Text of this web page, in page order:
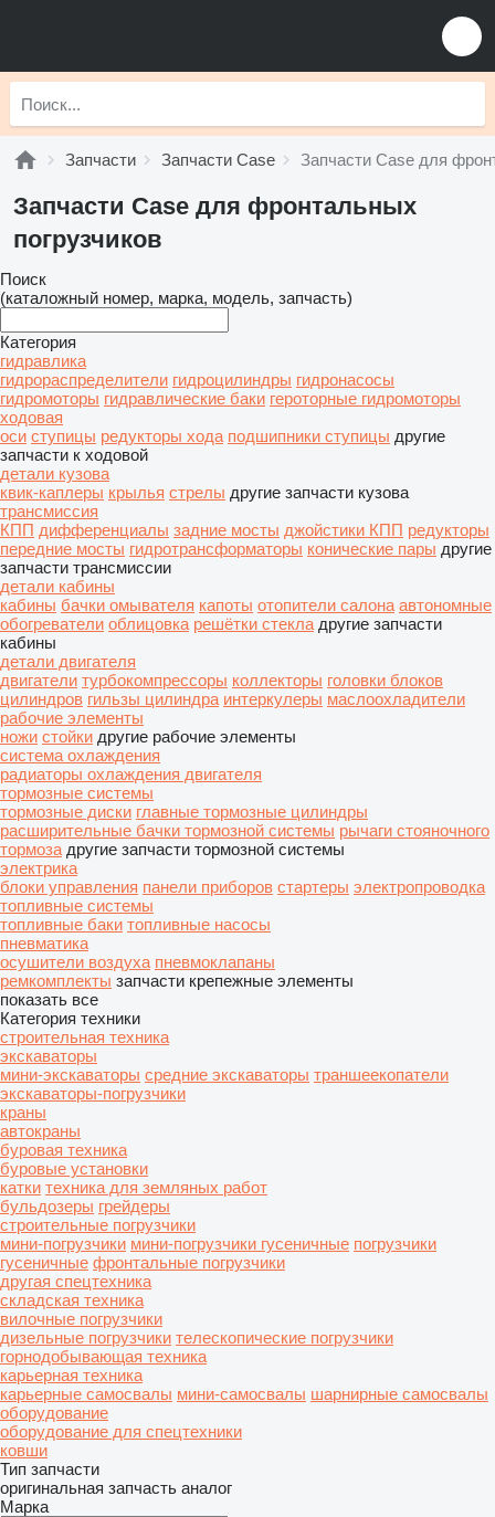
Запчасти Запчасти Case Запчасти Case для
Запчасти Case для фронтальных
погрузчиков
Поиск
(каталожный номер, марка, модель, запчасть)
Категория
гидравлика
гидрораспределители гидроцилиндры гидронасосы
гидромоторы гидравлические баки героторные гидромоторы
ходовая
оси ступицы редукторы хода подшипники ступицы другие
запчасти к ходовой
детали кузова
квик-каплеры крылья стрелы другие запчасти кузова
трансмиссия
КПП дифференциалы задние мосты джойстики КПП редукторы
передние мосты гидротрансформаторы конические пары другие
запчасти трансмиссии
детали кабины
кабины бачки омывателя капоты отопители салона автономные
обогреватели облицовка решётки стекла другие запчасти
кабины
детали двигателя
двигатели турбокомпрессоры коллекторы головки блоков
цилиндров гильзы цилиндра интеркулеры маслоохладители
рабочие элементы
ножи стойки другие рабочие элементы
система охлаждения
радиаторы охлаждения двигателя
тормозные системы
тормозные диски главные тормозные цилиндры
расширительные бачки тормозной системы рычаги стояночного
тормоза другие запчасти тормозной системы
электрика
блоки управления панели приборов стартеры электропроводка
топливные системы
топливные баки топливные насосы
пневматика
осушители воздуха пневмоклапаны
ремкомплекты запчасти крепежные элементы
показать все
Категория техники
строительная техника
экскаваторы
мини-экскаваторы средние экскаваторы траншеекопатели
экскаваторы-погрузчики
краны
автокраны
буровая техника
буровые установки
катки техника для земляных работ
бульдозеры грейдеры
строительные погрузчики
мини-погрузчики мини-погрузчики гусеничные погрузчики
гусеничные фронтальные погрузчики
другая спецтехника
складская техника
вилочные погрузчики
дизельные погрузчики телескопические погрузчики
горнодобывающая техника
карьерная техника
карьерные самосвалы мини-самосвалы шарнирные самосвалы
оборудование
оборудование для спецтехники
ковши
Тип запчасти
оригинальная запчасть аналог
Марка